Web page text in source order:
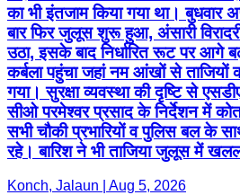
का भी इंतजाम किया गया था। बुधवार
बार फिर जुलूस शुरू हुआ, अंसारी
उठा, इसके बाद निर्धारित रूट पर आगे
कर्बला पहुंचा जहां नम आंखों से ताजियों
गया। सुरक्षा व्यवस्था की दृष्टि से
सीओ परमेश्वर प्रसाद के निर्देशन में
सभी चौकी प्रभारियों व पुलिस बल के
रहे। बारिश ने भी ताजिया जुलूस में
Konch, Jalaun | Aug 5, 2026